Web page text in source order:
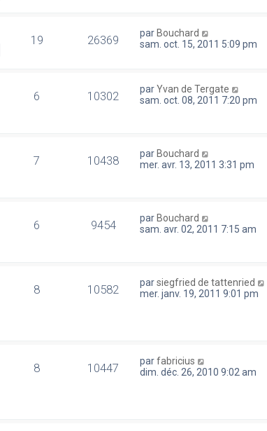
19 26369 par Bouchard
sam. oct. 15, 2011 5:09 pm
6 10302 parYvan de Tergate
sam. oct. 08, 2011 7:20 pm
7 10438 par Bouchard
mer. avr. 13, 2011 3:31 pm
6 9454 par Bouchard
sam. avr. 02, 2011 7:15 am
8 10582 parsiegfried de tattenried
mer. janv. 19, 2011 9:01 pm
8 10447 parfabricius
dim. déc. 26, 2010 9:02 am